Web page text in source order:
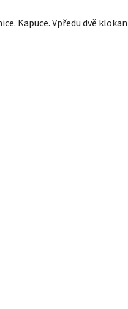
Kapuce. Vpředu dvě